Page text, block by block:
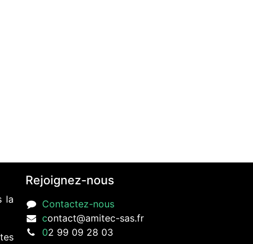
la
Rejoignez-nous
Contactez-nous
contact@amitec-sas.fr
02 99 09 28 03